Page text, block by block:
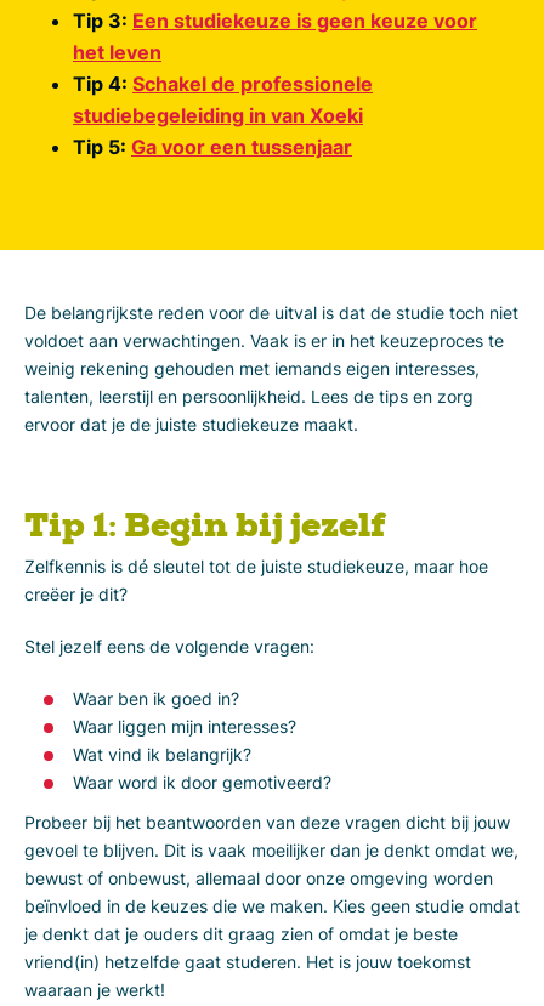
Tip 3: Een studiekeuze is geen keuze voor
het leven
Tip 4: Schakel de professionele
studiebegeleiding in van Xoeki
Tip 5: Ga voor een tussenjaar
De belangrijkste reden voor de uitval is dat de studie toch niet
voldoet aan verwachtingen. Vaak is er in het keuzeproces te
weinig rekening gehouden met iemands eigen interesses,
talenten, leerstijl en persoonlijkheid. Lees de tips en zorg
ervoor dat je de juiste studiekeuze maakt.
Tip 1: Begin bij jezelf
Zelfkennis is dé sleutel tot de juiste studiekeuze, maar hoe
creëer je dit?
Stel jezelf eens de volgende vragen:
Waar ben ik goed in?
Waar liggen mijn interesses?
Wat vind ik belangrijk?
Waar word ik door gemotiveerd?
Probeer bij het beantwoorden van deze vragen dicht bij jouw
gevoel te blijven. Dit is vaak moeilijker dan je denkt omdat we,
bewust of onbewust, allemaal door onze omgeving worden
beïnvloed in de keuzes die we maken. Kies geen studie omdat
je denkt dat je ouders dit graag zien of omdat je beste
vriend(in) hetzelfde gaat studeren. Het is jouw toekomst
waaraan je werkt!